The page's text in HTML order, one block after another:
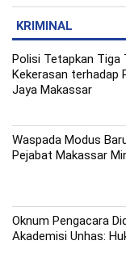
KRIMINAL
Polisi Tetapkan Tiga
Kekerasan terhadap
Jaya Makassar
Waspada Modus
Pejabat Makassar
Oknum Pengacara
Akademisi Unhas: